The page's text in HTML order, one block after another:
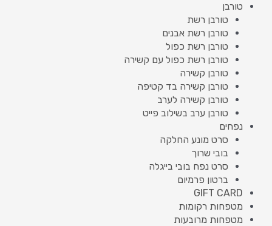
טורבן
טורבן רשת
טורבן רשת אבנים
טורבן רשת כפול
טורבן רשת כפול עם קשירה
טורבן קשירה
טורבן קשירה בד קטיפה
טורבן קשירה לערב
טורבן ערב בשילוב פייט
נפחים
סרט מונע החלקה
בובי שרוך
סרט נפח בובי בייגלה
ברטון פרמיום
GIFT CARD
מטפחות רקומות
מטפחות מרובעות